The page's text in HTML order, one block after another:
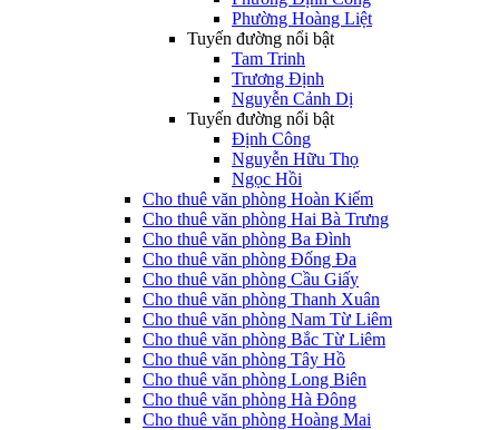
Phường Hoàng Liệt
Tuyến đường nổi bật
Tam Trinh
Trương Định
Nguyễn Cảnh Dị
Tuyến đường nổi bật
Định Công
Nguyễn Hữu Thọ
Ngọc Hồi
Cho thuê văn phòng Hoàn Kiếm
Cho thuê văn phòng Hai Bà Trưng
Cho thuê văn phòng Ba Đình
Cho thuê văn phòng Đống Đa
Cho thuê văn phòng Cầu Giấy
Cho thuê văn phòng Thanh Xuân
Cho thuê văn phòng Nam Từ Liêm
Cho thuê văn phòng Bắc Từ Liêm
Cho thuê văn phòng Tây Hồ
Cho thuê văn phòng Long Biên
Cho thuê văn phòng Hà Đông
Cho thuê văn phòng Hoàng Mai